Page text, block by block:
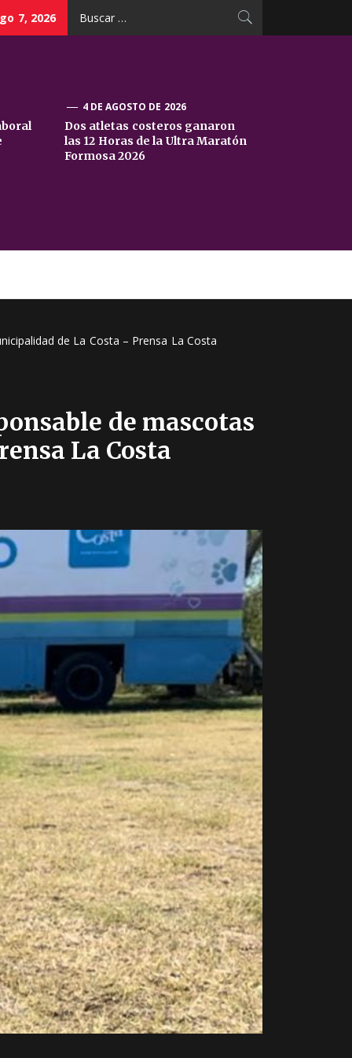
7, 2026
4 DE AGOSTO DE 2026
Dos atletas costeros ganaron
las 12 Horas de la Ultra Maratón
Formosa 2026
de La Costa – Prensa La Costa
de mascotas
La Costa